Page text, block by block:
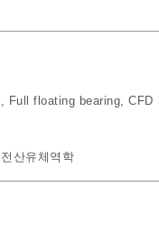
, Full floating bearing, CFD
전산유체역학